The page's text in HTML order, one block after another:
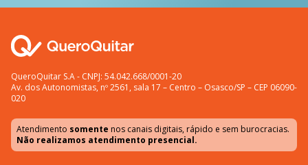
QueroQuitar S.A - CNPJ: 54.042.668/0001-20
Av. dos Autonomistas, nº 2561, sala 17 – Centro – Osasco/SP – CEP 06090-
020
Atendimento somente nos canais digitais, rápido e sem burocracias.
Não realizamos atendimento presencial.